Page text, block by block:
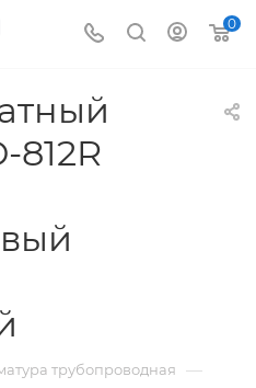
0
трубопроводная —